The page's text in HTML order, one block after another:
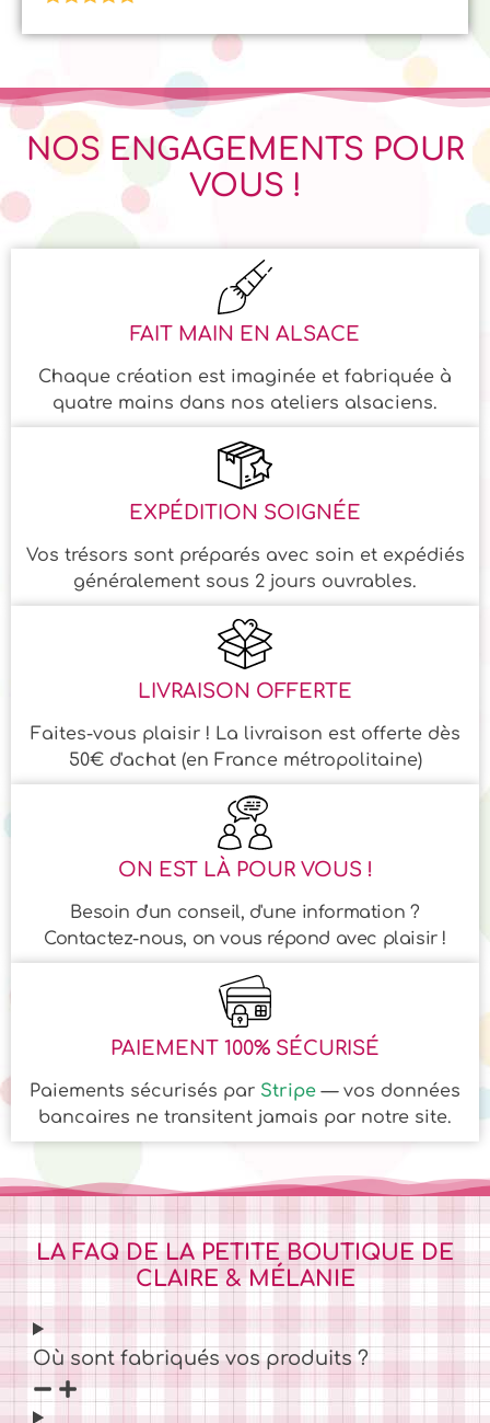
sur 5
NOS ENGAGEMENTS POUR
VOUS !
FAIT MAIN EN ALSACE
Chaque création est imaginée et fabriquée à
quatre mains dans nos ateliers alsaciens.
EXPÉDITION SOIGNÉE
Vos trésors sont préparés avec soin et expédiés
généralement sous 2 jours ouvrables.
LIVRAISON OFFERTE
Faites-vous plaisir ! La livraison est offerte dès
50€ d'achat (en France métropolitaine)
ON EST LÀ POUR VOUS !
Besoin d'un conseil, d'une information ?
Contactez-nous, on vous répond avec plaisir !
PAIEMENT 100% SÉCURISÉ
Paiements sécurisés par Stripe — vos données
bancaires ne transitent jamais par notre site.
LA FAQ DE LA PETITE BOUTIQUE DE
CLAIRE & MÉLANIE
Où sont fabriqués vos produits ?